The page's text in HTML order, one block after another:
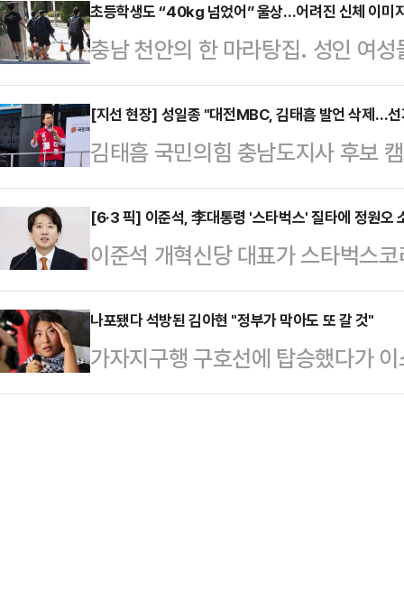
전문가인 니콜 딘은 최근 데일리메
만 운동할 때 착용하는 옷과 신발이
어 "운동용품을 만들 때 흔히 사용
소재의 옷을 세탁하고 입을 때마다
말했다.입자가 매우 작은 미세플라
통해 여러 장기에 …
초등학생도 “40kg 넘었어” 울상…어려진 신체 이
충남 천안의 한 마라탕집. 성인 여
이 초등학생 사이에서도 오가고 있
은 “30kg일 때 보기 좋았는데
은 B(11)양이 자신도 그렇다며 위
가 작은 사람은 빼야 한다”고 울상
언어도 아니었다. 야간자율학습을
던 친구의 몸을 두고 “전완근이 좋
의…
[지선 현장] 성일종 "대전MBC, 김태흠 발언 삭제…
김태흠 국민의힘 충남도지사 후보
(서산·태안)은 22일 대전MBC 주
전면 삭제된 채 방송된 사건과 관련
에 대한 도전"으로 규정했다.성일
진행된 합동 유세 지원 연설을 통해
송이 벌어졌다"며 "박수현 더불어
로 내보내면서 김 후보의 모두발언
보의 모두발언은 주…
[6·3 픽] 이준석, 李대통령 '스타벅스' 질타에 정원
이준석 개혁신당 대표가 스타벅스
연일 비판하고 있는 이재명 대통령
용하지 말라"고 직격했다. 이 대표
후보의 과거 주취 폭행 전과 해명
제 삼았다.22일 정치권에 따르면
나포됐다 석방된 김아현 "정부가 막아도 또 갈 것"
가자지구행 구호선에 탑승했다가
22일 귀국해 당시 상황을 전했다.